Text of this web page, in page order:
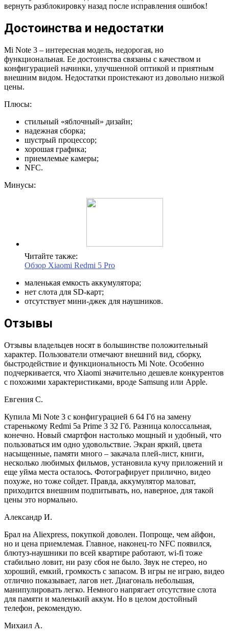
вернуть разблокировку назад после исправления ошибок!
Достоинства и недостатки
Mi Note 3 – интересная модель, недорогая, но
функциональная. Ее достоинства связаны с качеством и
конфигурацией начинки, улучшенной оптикой и приятным
внешним видом. Недостатки проистекают из довольно низкой
цены.
Плюсы:
стильный «яблочный» дизайн;
надежная сборка;
шустрый процессор;
хорошая графика;
приемлемые камеры;
NFC.
Минусы:
Читайте также:
Обзор Xiaomi Redmi 5 Pro
маленькая емкость аккумулятора;
нет слота для SD-карт;
отсутствует мини-джек для наушников.
Отзывы
Отзывы владельцев носят в большинстве положительный
характер. Пользователи отмечают внешний вид, сборку,
быстродействие и функциональность Mi Note. Особенно
подчеркивается, что Xiaomi значительно дешевле конкурентов
с похожими характеристиками, вроде Samsung или Apple.
Евгения С.
Купила Mi Note 3 с конфигурацией 6 64 Гб на замену
старенькому Redmi 5a Prime 3 32 Гб. Разница колоссальная,
конечно. Новый смартфон настолько мощный и удобный, что
пользоваться им одно удовольствие. Экран яркий, цвета
насыщенные, памяти много – закачала плей-лист, книги,
несколько любимых фильмов, установила кучу приложений и
еще уйма места осталось. Фотографирует прилично, видео
похуже, но тоже сойдет. Правда, аккумулятор маловат,
приходится внешним подпитывать, но, наверное, для такой
цены это нормально.
Александр И.
Брал на Aliexpress, покупкой доволен. Попроще, чем айфон,
но и цена приемлемая. Главное, наконец-то NFC появился,
блютуз-наушники по всей квартире работают, wi-fi тоже
стабильно ловит, ни разу сбоя не было. Звук не стерео, но
хороший, емкий, громкость с запасом. В игры не играю, видео
отлично показывает, лагов нет. Диагональ небольшая,
манипулировать легко. Немного напрягает отсутствие слота
для памяти и маленький аккум. Но в целом достойный
телефон, рекомендую.
Михаил А.